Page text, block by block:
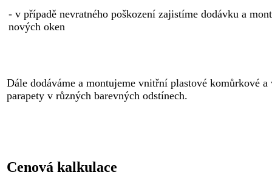
- v případě nevratného poškození zajistíme dodávku a
nových oken
Dále dodáváme a montujeme vnitřní plastové komůrkové
parapety v různých barevných odstínech.
Cenová kalkulace